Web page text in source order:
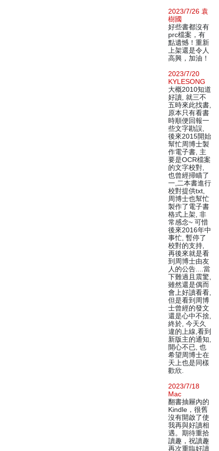
2023/7/26 袁
樹國
好些書都沒有
prc檔案，有
點遺憾！重新
上架還是令人
高興，加油！
2023/7/20
KYLESONG
大概2010知道
好讀, 就三不
五時來此找書,
原本只有看書
時順便回報一
些文字勘誤,
後來2015開始
幫忙周博士製
作電子書, 主
要是OCR檔案
的文字校對,
也曾經掃瞄了
一,二本書進行
校對提供txt,
周博士也幫忙
製作了電子書
格式上架, 非
常感念~ 可惜
後來2016年中
事忙, 暫停了
校對的支持,
再後來就是看
到周博士由友
人的公告....當
下難過且震驚,
雖然還是偶而
會上好讀看看,
但是看到周博
士曾經的發文
還是心中不捨,
終於, 今天久
違的上線,看到
新版主的通知,
開心不已, 也
希望周博士在
天上也是同樣
歡欣.
2023/7/18
Mac
翻書抽屜內的
Kindle，很舊
沒有開啟了使
我再與好讀相
遇。期待重拾
讀趣，祝讀趣
再次重臨好讀